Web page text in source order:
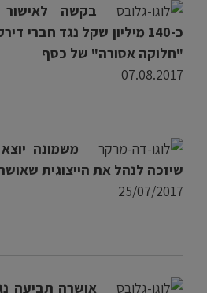
בקשה
כ-140 מיליון שקל נגד חברי
"חלוקה אסורה" של כסף
07.08.2017
משמונה
שיזכה לנהל את הייצוגית
25/07/2017
אושרה תביעה